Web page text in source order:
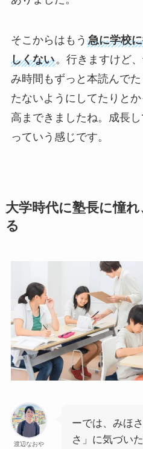
そこからはもう 急に学校
しくない。行きますけど
み時間もずっと本読んで
たないようにしてたりと
高まできましたね。成長
っていう感じです。
大学時代に塾長に憧
る
渡辺なおや
ーでは、みほ
さ」に気づい